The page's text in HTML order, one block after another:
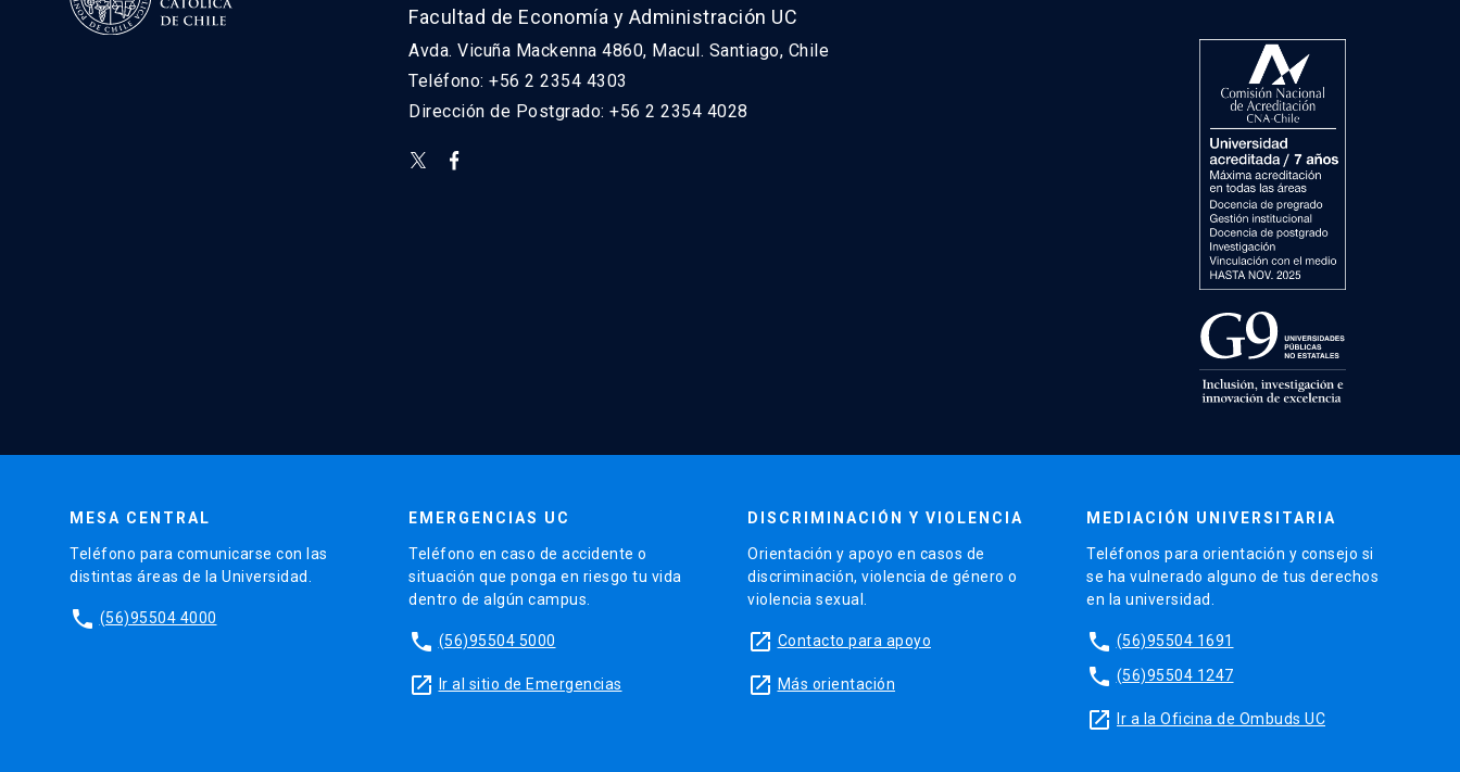
Facultad de Economía y Administración UC
Avda. Vicuña Mackenna 4860, Macul. Santiago, Chile
Teléfono: +56 2 2354 4303
Dirección de Postgrado: +56 2 2354 4028
MESA CENTRAL
Teléfono para comunicarse con las
distintas áreas de la Universidad.
phone (56)95504 4000
EMERGENCIAS UC
Teléfono en caso de accidente o
situación que ponga en riesgo tu vida
dentro de algún campus.
phone (56)95504 5000
launch Ir al sitio de Emergencias
DISCRIMINACIÓN Y VIOLENCIA
Orientación y apoyo en casos de
discriminación, violencia de género o
violencia sexual.
launch Contacto para apoyo
launch Más orientación
MEDIACIÓN UNIVERSITARIA
Teléfonos para orientación y consejo si
se ha vulnerado alguno de tus derechos
en la universidad.
phone (56)95504 1691
phone (56)95504 1247
launch Ir a la Oficina de Ombuds UC